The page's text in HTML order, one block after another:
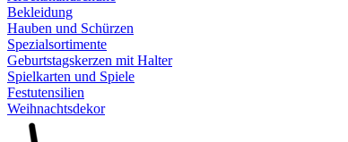
Bekleidung
Hauben und Schürzen
Spezialsortimente
Geburtstagskerzen mit Halter
Spielkarten und Spiele
Festutensilien
Weihnachtsdekor